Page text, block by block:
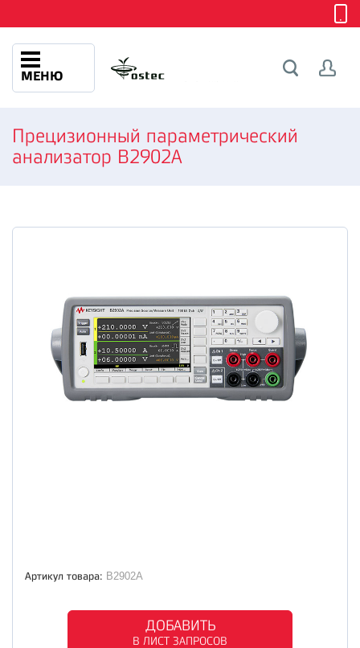
МЕНЮ
Прецизионный параметрический
анализатор B2902A
Артикул товара: B2902A
ДОБАВИТЬ
В ЛИСТ ЗАПРОСОВ